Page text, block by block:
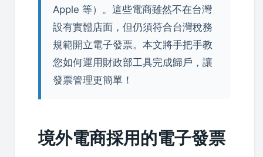
Apple 等）。這些電商雖然不在台灣
設有實體店面，但仍須符合台灣稅務
規範開立電子發票。本文將手把手教
您如何運用財政部工具完成歸戶，讓
發票管理更簡單！
境外電商採用的電子發票